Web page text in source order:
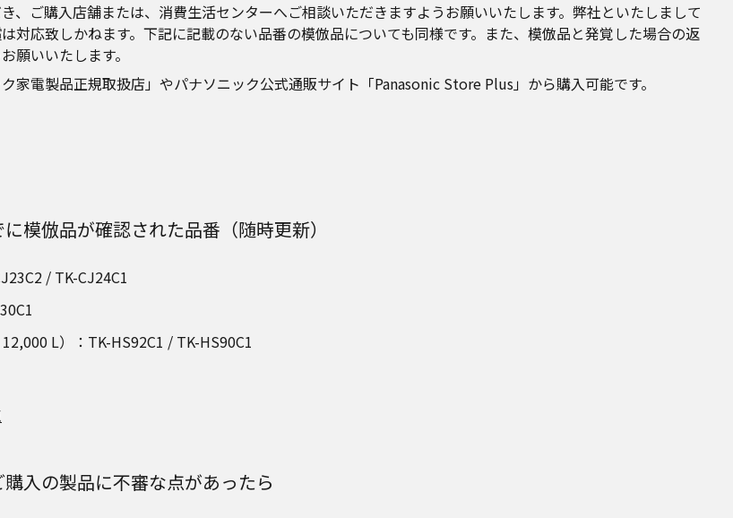
、ご購入店舗または、消費生活センターへご相談いただきますようお願いいたします。弊社といたしまして
対応致しかねます。下記に記載のない品番の模倣品についても同様です。また、模倣品と発覚した場合の返
願いいたします。
電製品正規取扱店」やパナソニック公式通販サイト「Panasonic Store Plus」から購入可能です。
模倣品が確認された品番（随時更新）
/ TK-CJ24C1
L）：TK-HS92C1 / TK-HS90C1
購入の製品に不審な点があったら